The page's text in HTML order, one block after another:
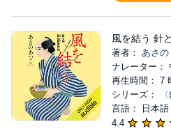
風を結う 針
著者： あさの
ナレーター：
再生時間： 7
シリーズ：
言語： 日本語
4.4